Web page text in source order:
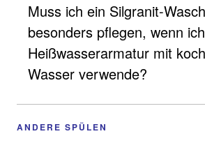
Muss ich ein Silgranit-
besonders pflegen, wenn
Heißwasserarmatur mit
Wasser verwende?
ANDERE SPÜLEN